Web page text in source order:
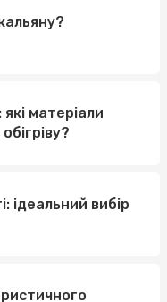
матеріали
ідеальний вибір